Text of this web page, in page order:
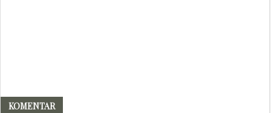
KOMENTAR